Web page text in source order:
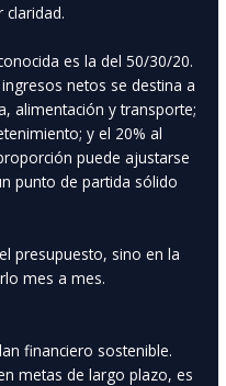
claridad.
es la del 50/30/20.
netos se destina a
alimentación y transporte;
y el 20% al
puede ajustarse
punto de partida sólido
presupuesto, sino en la
mes a mes.
financiero sostenible.
metas de largo plazo, es